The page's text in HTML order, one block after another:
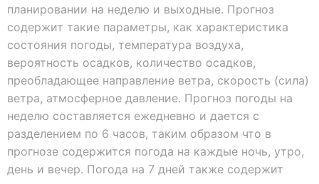
планировании на неделю и выходные. Прогноз
содержит такие параметры, как характеристика
состояния погоды, температура воздуха,
вероятность осадков, количество осадков,
преобладающее направление ветра, скорость (сила)
ветра, атмосферное давление. Прогноз погоды на
неделю составляется ежедневно и дается с
разделением по 6 часов, таким образом что в
прогнозе содержится погода на каждые ночь, утро,
день и вечер. Погода на 7 дней также содержит